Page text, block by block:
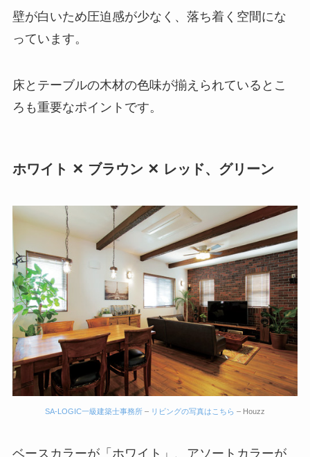
壁が白いため圧迫感が少なく、落ち着く空間にな
っています。
床とテーブルの木材の色味が揃えられているとこ
ろも重要なポイントです。
ホワイト ✕ ブラウン ✕ レッド、グリーン
SA-LOGIC一級建築士事務所 – リビングの写真はこちら – Houzz
ベースカラーが「ホワイト」、アソートカラーが